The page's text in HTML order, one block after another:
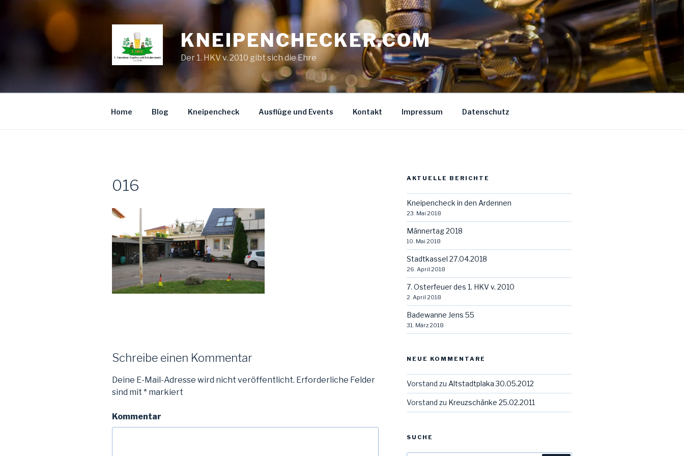
KNEIPENCHECKER.COM
Der 1. HKV v. 2010 gibt sich die Ehre
Home Blog Kneipencheck Ausflüge und Events Kontakt Impressum Datenschutz
016
Schreibe einen Kommentar
Deine E-Mail-Adresse wird nicht veröffentlicht. Erforderliche Felder
sind mit * markiert
Kommentar
AKTUELLE BERICHTE
Kneipencheck in den Ardennen
23. Mai 2018
Männertag 2018
10. Mai 2018
Stadtkassel 27.04.2018
26. April 2018
7. Osterfeuer des 1. HKV v. 2010
2. April 2018
Badewanne Jens 55
31. März 2018
NEUE KOMMENTARE
Vorstand zu Altstadtplaka 30.05.2012
Vorstand zu Kreuzschänke 25.02.2011
SUCHE